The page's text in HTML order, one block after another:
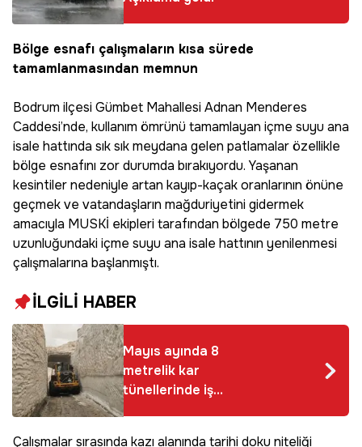
Bölge esnafı çalışmaların kısa sürede
tamamlanmasından memnun
Bodrum ilçesi Gümbet Mahallesi Adnan Menderes
Caddesi’nde, kullanım ömrünü tamamlayan içme suyu ana
isale hattında sık sık meydana gelen patlamalar özellikle
bölge esnafını zor durumda bırakıyordu. Yaşanan
kesintiler nedeniyle artan kayıp-kaçak oranlarının önüne
geçmek ve vatandaşların mağduriyetini gidermek
amacıyla MUSKİ ekipleri tarafından bölgede 750 metre
uzunluğundaki içme suyu ana isale hattının yenilenmesi
çalışmalarına başlanmıştı.
İLGİLİ HABER
Mayıs ayında 8
metrelik kar
tünellerinde iş
makinesi içinde
Çalışmalar sırasında kazı alanında tarihi doku niteliği